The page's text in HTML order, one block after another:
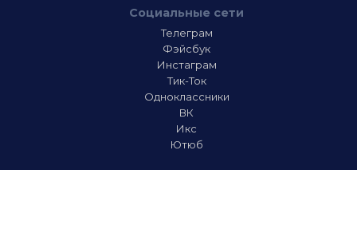
Социальные сети
Телеграм
Фэйсбук
Инстаграм
Тик-Ток
Одноклассники
ВК
Икс
Ютюб